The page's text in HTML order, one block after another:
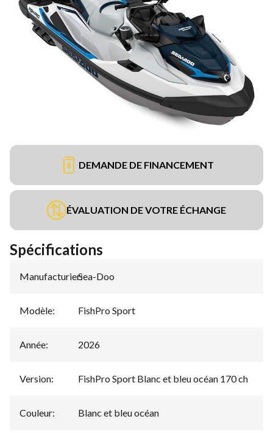
DEMANDE DE FINANCEMENT
ÉVALUATION DE VOTRE ÉCHANGE
Spécifications
Manufacturier:
Sea-Doo
Modèle: FishPro Sport
Année: 2026
Version: FishPro Sport Blanc et bleu océan 170 ch
Couleur: Blanc et bleu océan